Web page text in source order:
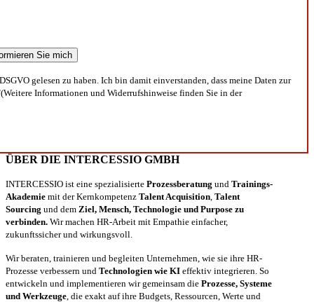
gelesen zu haben. Ich bin damit einverstanden, dass meine Daten zur
Informationen und Widerrufshinweise finden Sie in der
ÜBER DIE INTERCESSIO GMBH
INTERCESSIO ist eine spezialisierte Prozessberatung und Trainings-
Akademie mit der Kernkompetenz Talent Acquisition Talent
Sourcing und dem Ziel, Mensch, Technologie und Purpose zu
verbinden. Wir machen HR-Arbeit mit Empathie einfacher,
zukunftssicher und wirkungsvoll.
Wir beraten, trainieren und begleiten Unternehmen, wie sie ihre HR-
Prozesse verbessern und Technologien wie KI effektiv integrieren. So
entwickeln und implementieren wir gemeinsam die Prozesse, Systeme
und Werkzeuge , die exakt auf ihre Budgets, Ressourcen, Werte und